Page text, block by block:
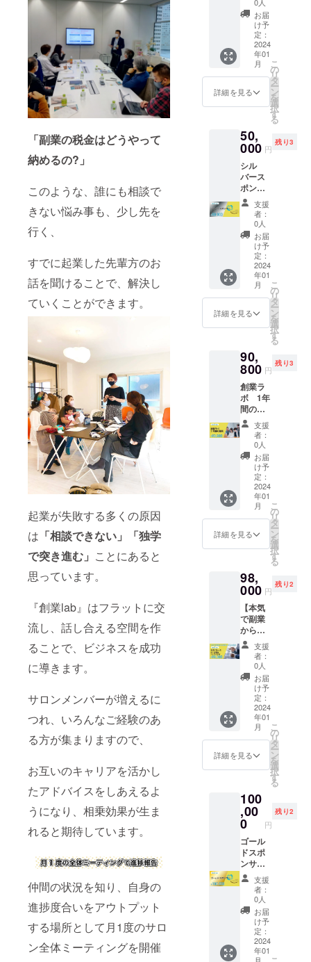
「副業の税金はどうやって
納めるの?」
このような、誰にも相談で
きない悩み事も、少し先を
行く、
すでに起業した先輩方のお
話を聞けることで、解決し
ていくことができます。
起業が失敗する多くの原因
は 「相談できない」「独学
で突き進む」 ことにあると
思っています。
『創業lab』はフラットに交
流し、話し合える空間を作
ることで、ビジネスを成功
に導きます。
サロンメンバーが増えるに
つれ、いろんなご経験のあ
る方が集まりますので、
お互いのキャリアを活かし
たアドバイスをしあえるよ
うになり、相乗効果が生ま
れると期待しています。
仲間の状況を知り、自身の
進捗度合いをアウトプット
する場所として月1度のサロ
ン全体ミーティングを開催
ディン
グ終了
後に個
別に
メール
等でや
りとり
させて
頂きま
ンの有
効期
2024年
1月から
半年
始日か
ら3ヶ月
間サ
ポート
させて
頂きま
す。 ※
オンラ
りま
す。 ※
はクラ
ウド
ファン
ディン
グ終了
後に個
別に
メール
等でや
りとり
させて
頂きま
す。 ※
初回
限：
2024年
1月から
半年
入会
30,000
→5,000
円 創
業ラボ
を3ヶ月
お試し
す！ 入
会費
30,000
円
→5,000
円 3ヶ
月費用
33,000
→28,05
0円 ※開
始日か
ら3ヶ月
間サ
ポート
させて
頂きま
催が中
心にな
す。 ※
日程等
はクラ
ウド
ファン
ディン
グ終了
後に個
別に
メール
等でや
りとり
させて
頂きま
ンの有
効期
限：
2024年
1月から
半年
0人
お届
け予
定：
2024
年01
月
詳細を見る
こ
の
リ
タ
ー
ン
を
選
択
す
る
50,
000 円
残り3
シル
バース
ポン
サー ・
HPにお
名前掲
載 ・交
流会、
セミ
ナーな
どのイ
ベント
にご招
待させ
て頂き
会、セ
ミナー
などの
イベン
トで企
業様の
ことを
ご紹介
させて
頂きま
す。
※HP掲
載方法
は個別
でお打
ち合わ
せさせ
掲載サ
イズは
サー
ボード
が横
180×縦
90サイ
ズ ※掲
載掲
載：1年
間 ※公
序良俗
に反す
る内
容、法
令に違
受けで
きませ
ん。 ※
トの詳
細は個
別で
メール
を送ら
せてい
ただき
ます。
支援
者：
0人
お届
け予
定：
2024
年01
月
詳細を見る
こ
の
リ
タ
ー
ン
を
選
択
す
る
90,
800 円
残り3
創業ラ
ボ 1年
間の権
利
35%off
入会
費
30,000
→5,000
ラボ1年
間の権
利をお
渡しい
会費
30,000
円
→5,000
円 1年
費用
132,000
→85,80
0円 ※開
始日か
ら1年間
サポー
トさせ
て頂き
ます。
※オンラ
りま
す。 ※
日程等
はクラ
ウド
ファン
ディン
グ終了
後に個
別に
メール
等でや
りとり
させて
頂きま
支援
者：
0人
お届
け予
定：
2024
年01
月
詳細を見る
こ
の
リ
タ
ー
ン
を
選
択
す
る
98,
000 円
残り2
【本気
で副業
から起
業した
い方向
け】半
年コー
ス 月1
回個別
コンサ
ル付き
30%off
入会
費
30,000
円 創業
ラボで
本気で
副業か
ら起業
したい
方向け
のコー
スを受
けてい
ただき
ます！
入会費
30,000
支援
者：
0人
お届
け予
定：
2024
年01
月
詳細を見る
こ
の
リ
タ
ー
ン
を
選
択
す
る
100
,00
0 円
残り2
ゴール
ドスポ
ンサー
・HPに
お名前
掲載 ・
コワー
キング
スペー
スの掲
示板に
支援
者：
0人
お届
け予
定：
2024
年01